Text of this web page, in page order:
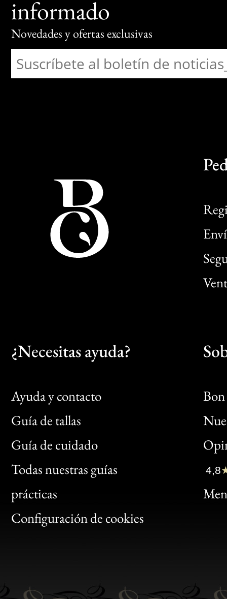
informado
Novedades y ofertas exclusivas
¿Necesitas ayuda?
Ayuda y contacto
Guía de tallas
Guía de cuidado
Todas nuestras guías
prácticas
Configuración de cookies
Bon
Clic
Bon
4,8